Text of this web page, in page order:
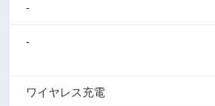
-
-
ワイヤレス充電